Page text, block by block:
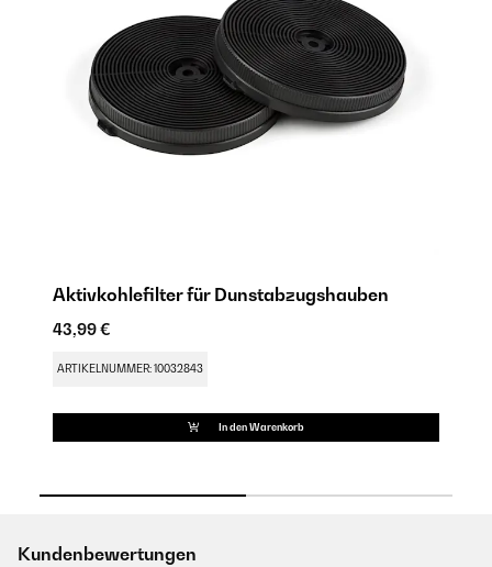
Aktivkohlefilter für Dunstabzugshauben
43,99 €
ARTIKELNUMMER: 10032843
In den Warenkorb
Kundenbewertungen